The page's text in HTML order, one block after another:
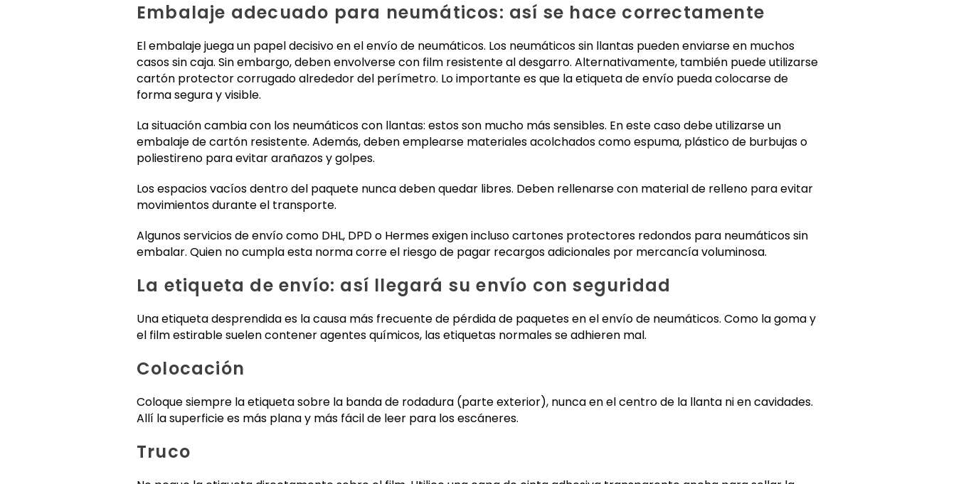
Embalaje adecuado para neumáticos: así se hace correctamente
El embalaje juega un papel decisivo en el envío de neumáticos. Los neumáticos sin llantas pueden enviarse en muchos
casos sin caja. Sin embargo, deben envolverse con film resistente al desgarro. Alternativamente, también puede utilizarse
cartón protector corrugado alrededor del perímetro. Lo importante es que la etiqueta de envío pueda colocarse de
forma segura y visible.
La situación cambia con los neumáticos con llantas: estos son mucho más sensibles. En este caso debe utilizarse un
embalaje de cartón resistente. Además, deben emplearse materiales acolchados como espuma, plástico de burbujas o
poliestireno para evitar arañazos y golpes.
Los espacios vacíos dentro del paquete nunca deben quedar libres. Deben rellenarse con material de relleno para evitar
movimientos durante el transporte.
Algunos servicios de envío como DHL, DPD o Hermes exigen incluso cartones protectores redondos para neumáticos sin
embalar. Quien no cumpla esta norma corre el riesgo de pagar recargos adicionales por mercancía voluminosa.
La etiqueta de envío: así llegará su envío con seguridad
Una etiqueta desprendida es la causa más frecuente de pérdida de paquetes en el envío de neumáticos. Como la goma y
el film estirable suelen contener agentes químicos, las etiquetas normales se adhieren mal.
Colocación
Coloque siempre la etiqueta sobre la banda de rodadura (parte exterior), nunca en el centro de la llanta ni en cavidades.
Allí la superficie es más plana y más fácil de leer para los escáneres.
Truco